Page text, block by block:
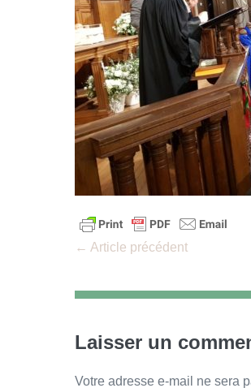
Navigation
← Article précédent
Laisser un
Votre adresse e-mail ne sera